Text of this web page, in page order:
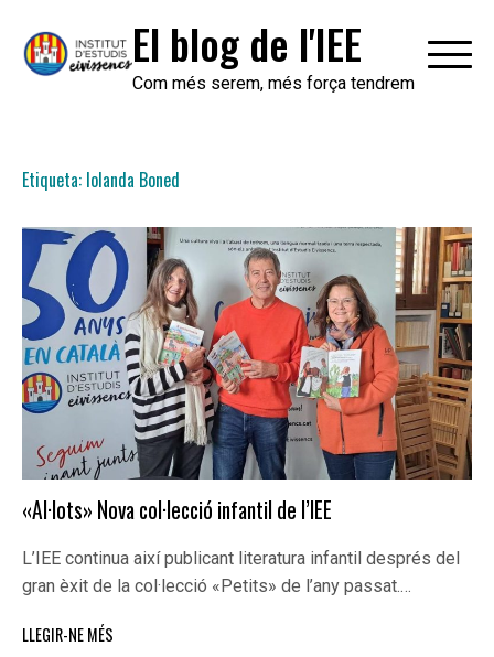
content
El blog de l'IEE
Com més serem, més força tendrem
Etiqueta: Iolanda Boned
«Al·lots» Nova col·lecció infantil de l’IEE
L’IEE continua així publicant literatura infantil després del
gran èxit de la col·lecció «Petits» de l’any passat.…
LLEGIR-NE MÉS